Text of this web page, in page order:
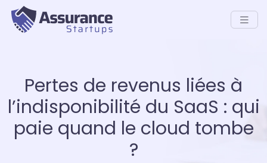
Pertes de revenus liées à
l’indisponibilité du SaaS : qui
paie quand le cloud tombe
?